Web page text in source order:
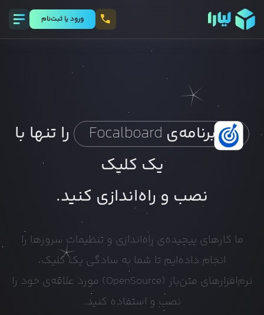
ورود يا ثبت‌نام
برنامه‌ی Focalboard
را تنها با
یک کلیک
نصب و راه‌اندازی کنید.
ما کارهای پیچیده‌ی راه‌اندازی و تنظیمات سرورها را
انجام داده‌ایم تا شما به سادگی یک کلیک،
نرم‌افزارهای متن‌باز (OpenSource) مورد علاقه‌ی خود را
نصب و استفاده کنید.